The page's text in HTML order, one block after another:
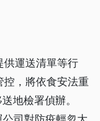
供運送清單等行
，將依食安法重
地檢署偵辦。